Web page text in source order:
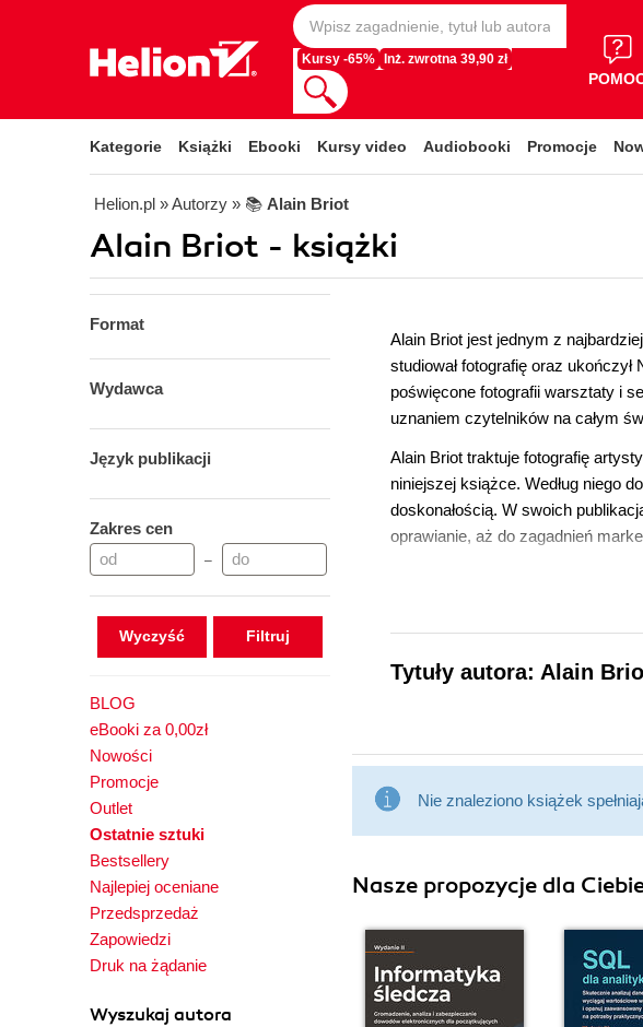
Kursy -65% Inż. zwrotna 39,90 zł
Kategorie Książki Ebooki Kursy video Audiobooki Promocje
Helion.pl » Autorzy » 📚 Alain Briot
Alain Briot - książki
Format
Wydawca
Język publikacji
Zakres cen
–
Wyczyść
BLOG
eBooki za 0,00zł
Nowości
Promocje
Outlet
Ostatnie sztuki
Bestsellery
Najlepiej oceniane
Przedsprzedaż
Zapowiedzi
Druk na żądanie
Wyszukaj autora
Alain Briot jest jednym z
studiował fotografię oraz
poświęcone fotografii warsztaty i
uznaniem czytelników na całym
Alain Briot traktuje fotografię
niniejszej książce. Według niego
doskonałością. W swoich
oprawianie, aż do zagadnień
Tytuły autora: Alain
Nie znaleziono książek
Nasze propozycje dla